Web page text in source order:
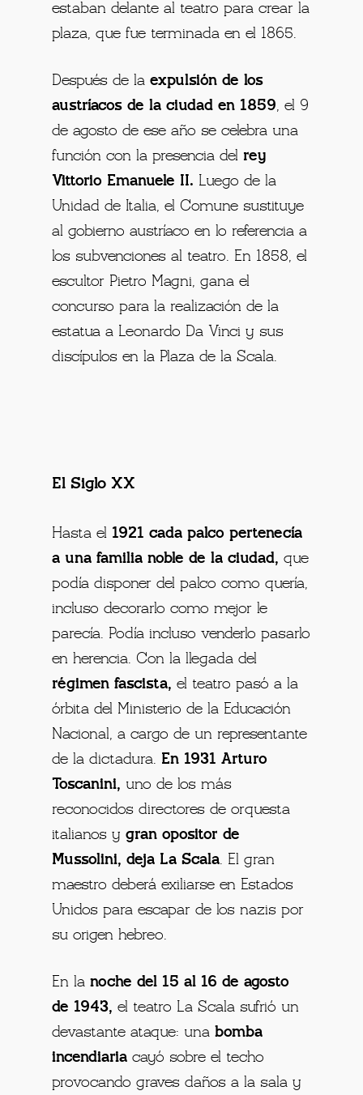
estaban delante al teatro para crear la
plaza, que fue terminada en el 1865.
Después de laexpulsión de los
austríacos de la ciudad en 1859, el 9
de agosto de ese año se celebra una
función con la presencia del rey
Vittorio Emanuele II. Luego de la
Unidad de Italia, el Comune sustituye
al gobierno austríaco en lo referencia a
los subvenciones al teatro. En 1858, el
escultor Pietro Magni, gana el
concurso para la realización de la
estatua a Leonardo Da Vinci y sus
discípulos en la Plaza de la Scala.
El Siglo XX
Hasta el 1921 cada palco pertenecía
a una familia noble de la ciudad, que
podía disponer del palco como quería,
incluso decorarlo como mejor le
parecía. Podía incluso venderlo pasarlo
en herencia. Con la llegada del
régimen fascista, el teatro pasó a la
órbita del Ministerio de la Educación
Nacional, a cargo de un representante
de la dictadura. En 1931 Arturo
Toscanini, uno de los más
reconocidos directores de orquesta
italianos ygran opositor de
Mussolini, deja La Scala. El gran
maestro deberá exiliarse en Estados
Unidos para escapar de los nazis por
su origen hebreo.
En la noche del 15 al 16 de agosto
de 1943, el teatro La Scala sufrió un
devastante ataque: unabomba
incendiaria cayó sobre el techo
provocando graves daños a la sala y